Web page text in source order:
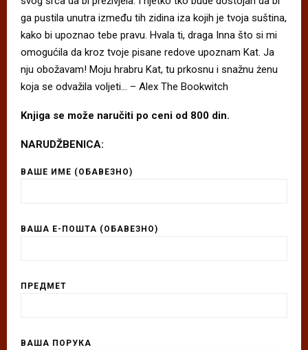
ga pustila unutra između tih zidina iza kojih je tvoja suština,
kako bi upoznao tebe pravu. Hvala ti, draga Inna što si mi
omogućila da kroz tvoje pisane redove upoznam Kat. Ja
nju obožavam! Moju hrabru Kat, tu prkosnu i snažnu żenu
koja se odvažila voljeti… – Alex The Bookwitch
Knjiga se može naručiti po ceni od 800 din.
NARUDŽBENICA:
ВАШЕ ИМЕ (ОБАВЕЗНО)
ВАША Е-ПОШТА (ОБАВЕЗНО)
ПРЕДМЕТ
ВАША ПОРУКА